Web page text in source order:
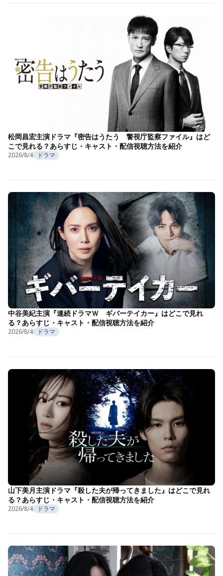
松岡昌宏主演ドラマ『密告はうたう 警視庁監察ファイル』はど
こで見れる？あらすじ・キャスト・配信視聴方法を紹介
2026/8/4 ドラマ
中谷美紀主演『連続ドラマＷ ギバーテイカー』はどこで見れ
る？あらすじ・キャスト・配信視聴方法を紹介
2026/8/4 ドラマ
山下美月主演ドラマ『殺した夫が帰ってきました』はどこで見れ
る？あらすじ・キャスト・配信視聴方法を紹介
2026/8/4 ドラマ